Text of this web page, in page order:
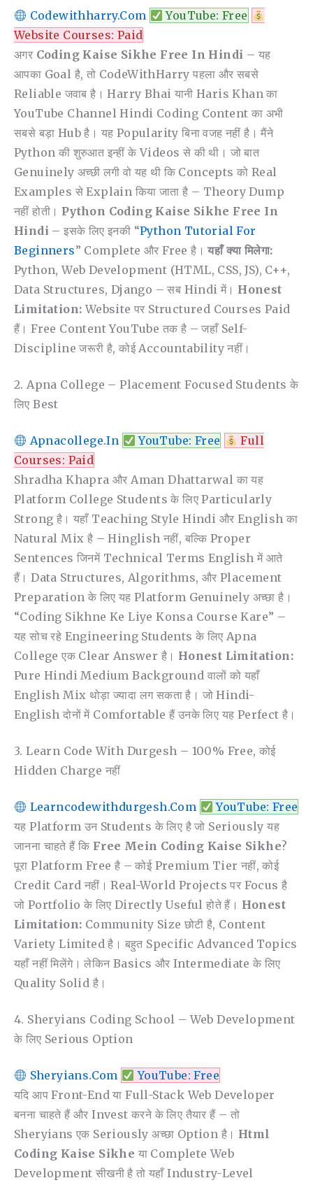
Codewithharry.com
YouTube: Free
Website Courses: Paid
अगर Coding Kaise Sikhe Free In Hindi – यह
आपका Goal है, तो CodeWithHarry पहला और सबसे
Reliable जवाब है। Harry Bhai यानी Haris Khan का
YouTube Channel Hindi Coding Content का अभी
सबसे बड़ा Hub है। यह Popularity बिना वजह नहीं है। मैंने
Python की शुरुआत इन्हीं के Videos से की थी। जो बात
Genuinely अच्छी लगी वो यह थी कि Concepts को Real
Examples से Explain किया जाता है – Theory Dump
नहीं होती। Python Coding Kaise Sikhe Free In
Hindi – इसके लिए इनकी “Python Tutorial For
Beginners” Complete और Free है।यहाँ क्या मिलेगा:
Python, Web Development (HTML, CSS, JS), C++,
Data Structures, Django – सब Hindi में। Honest
Limitation: Website पर Structured Courses Paid
हैं। Free Content YouTube तक है – जहाँ Self-
Discipline जरूरी है, कोई Accountability नहीं।
2. Apna College – Placement Focused Students के
लिए Best
Apnacollege.in YouTube: Free
Full
Courses: Paid
Shradha Khapra और Aman Dhattarwal का यह
Platform College Students के लिए Particularly
Strong है। यहाँ Teaching Style Hindi और English का
Natural Mix है – Hinglish नहीं, बल्कि Proper
Sentences जिनमें Technical Terms English में आते
हैं। Data Structures, Algorithms, और Placement
Preparation के लिए यह Platform Genuinely अच्छा है।
“Coding Sikhne Ke Liye Konsa Course Kare” –
यह सोच रहे Engineering Students के लिए Apna
College एक Clear Answer है। Honest Limitation:
Pure Hindi Medium Background वालों को यहाँ
English Mix थोड़ा ज्यादा लग सकता है। जो Hindi-
English दोनों में Comfortable हैं उनके लिए यह Perfect है।
3. Learn Code With Durgesh – 100% Free, कोई
Hidden Charge नहीं
Learncodewithdurgesh.com
YouTube: Free
यह Platform उन Students के लिए है जो Seriously यह
जानना चाहते हैं कि Free Mein Coding Kaise Sikhe?
पूरा Platform Free है – कोई Premium Tier नहीं, कोई
Credit Card नहीं। Real-World Projects पर Focus है
जो Portfolio के लिए Directly Useful होते हैं। Honest
Limitation: Community Size छोटी है, Content
Variety Limited है। बहुत Specific Advanced Topics
यहाँ नहीं मिलेंगे। लेकिन Basics और Intermediate के लिए
Quality Solid है।
4. Sheryians Coding School – Web Development
के लिए Serious Option
Sheryians.com
YouTube: Free
यदि आप Front-End या Full-Stack Web Developer
बनना चाहते हैं और Invest करने के लिए तैयार हैं – तो
Sheryians एक Seriously अच्छा Option है। Html
Coding Kaise Sikhe या Complete Web
Development सीखनी है तो यहाँ Industry-Level